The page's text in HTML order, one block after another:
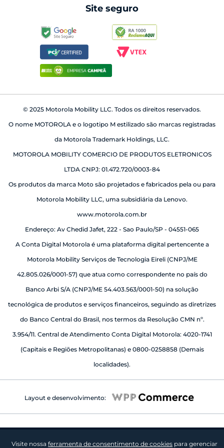
babá eletrônica
Site seguro
© 2025 Motorola Mobility LLC. Todos os direitos reservados.
O nome MOTOROLA e o logotipo M estilizado são marcas registradas
da Motorola Trademark Holdings, LLC.
MOTOROLA MOBILITY COMERCIO DE PRODUTOS ELETRONICOS
LTDA CNPJ: 01.472.720/0003-84
Os produtos da marca Moto são projetados e fabricados pela ou para
Motorola Mobility LLC, uma subsidiária da Lenovo.
www.motorola.com.br
Endereço: Av Chedid Jafet, 222 - Sao Paulo/SP - 04551-065
A Conta Digital Motorola é uma plataforma digital pertencente a
Motorola Mobility Serviços de Tecnologia Eireli (CNPJ/ME
42.805.026/0001-57) que atua como correspondente no país do
Banco Arbi S/A (CNPJ/ME 54.403.563/0001-50) na solução
tecnológica de produtos e serviços financeiros, seguindo as diretrizes
do Banco Central do Brasil, nos termos da Resolução CMN nº.
3.954/11. Central de Atendimento Conta Digital Motorola: 4020-1741
(Capitais e Regiões Metropolitanas) e 0800-0258858 (Demais
localidades).
Layout e desenvolvimento:
Visite nossa ferramenta de consentimento de cookies para gerenciar